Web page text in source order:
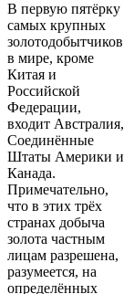
В первую пятёрку
самых крупных
золотодобытчиков
в мире, кроме
Китая и
Российской
Федерации,
входит Австралия,
Соединённые
Штаты Америки и
Канада.
Примечательно,
что в этих трёх
странах добыча
золота частным
лицам разрешена,
разумеется, на
определённых